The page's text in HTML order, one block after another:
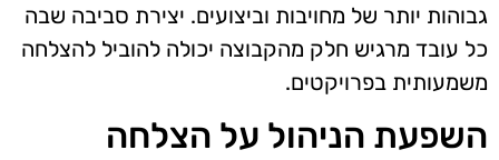
גבוהות יותר של מחויבות וביצועים. יצירת סביבה שבה
כל עובד מרגיש חלק מהקבוצה יכולה להוביל להצלחה
משמעותית בפרויקטים.
השפעת הניהול על הצלחה